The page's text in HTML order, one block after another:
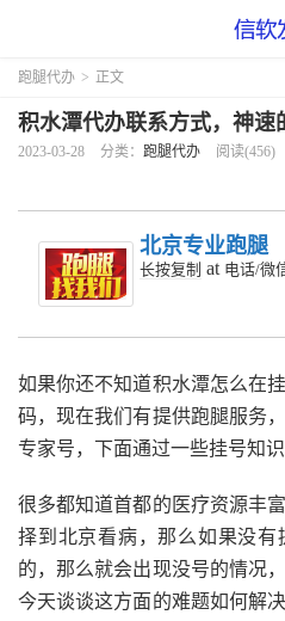
跑腿代办 > 正文
积水潭代办联系方式，神速
2023-03-28 分类： 跑腿代办 阅读(456)
北京专业跑腿
长按复制 at 电话/微
如果你还不知道积水潭怎么在
码，现在我们有提供跑腿服务
专家号，下面通过一些挂号知
很多都知道首都的医疗资源丰
择到北京看病，那么如果没
的，那么就会出现没号的情况
今天谈谈这方面的难题如何解